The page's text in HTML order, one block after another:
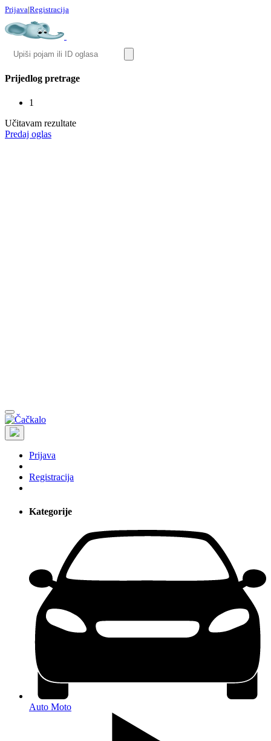
Prijava|Registracija
Prijedlog pretrage
1
Učitavam rezultate
Predaj oglas
Prijava
Registracija
Kategorije
Auto Moto